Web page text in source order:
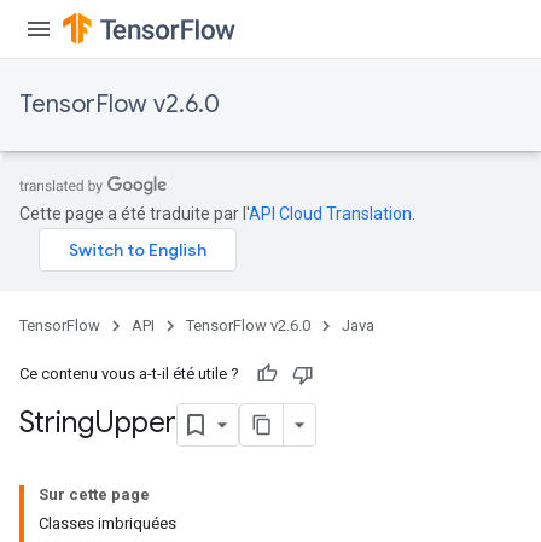
TensorFlow v2.6.0
Cette page a été traduite par l'API Cloud Translation
TensorFlow API TensorFlow v2.6.0 Java
Ce contenu vous a-t-il été utile ?
StringUpper
Sur cette page
Classes imbriquées